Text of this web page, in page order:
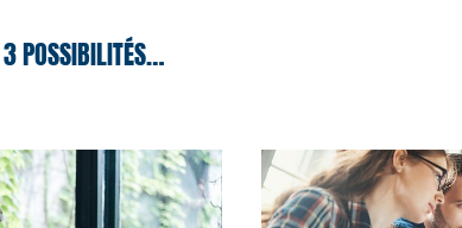
3 POSSIBILITÉS…